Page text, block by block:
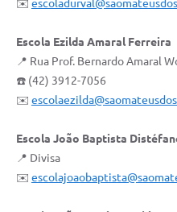
✉️
Escola Ezilda Amaral Ferreira
📍 Rua Prof. Bernardo Amaral
☎️ (42) 3912-7056
✉️
Escola João Baptista
📍 Divisa
✉️